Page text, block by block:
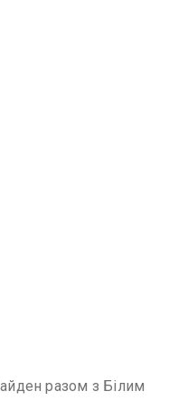
разом з Білим